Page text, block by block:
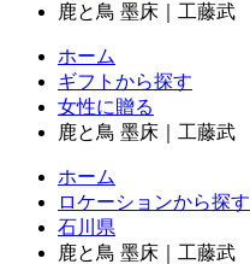
鹿と鳥 墨床｜工藤武
ホーム
ギフトから探す
女性に贈る
鹿と鳥 墨床｜工藤武
ホーム
ロケーションから探す
石川県
鹿と鳥 墨床｜工藤武